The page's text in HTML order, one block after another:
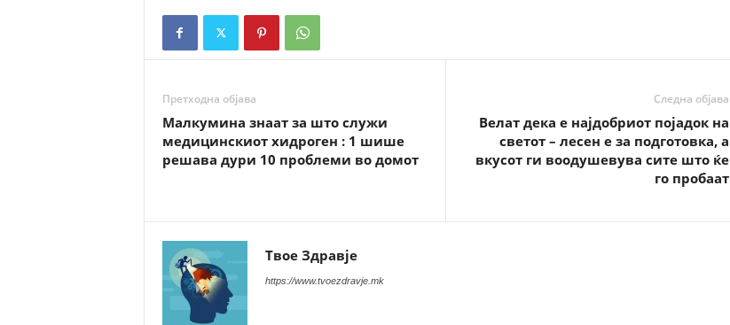
Претходна објава
Малкумина знаат за што служи
медицинскиот хидроген : 1 шише
решава дури 10 проблеми во домот
Следна објава
Велат дека е најдобриот појадок на
светот – лесен е за подготовка, а
вкусот ги воодушевува сите што ќе
го пробаат
Твое Здравје
https://www.tvoezdravje.mk